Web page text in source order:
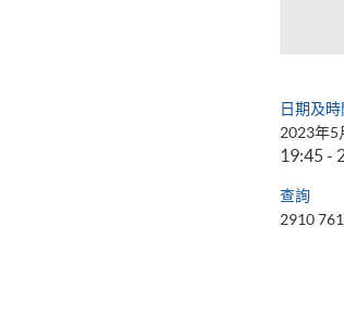
日期及時
2023年5
19:45 -
查詢
2910